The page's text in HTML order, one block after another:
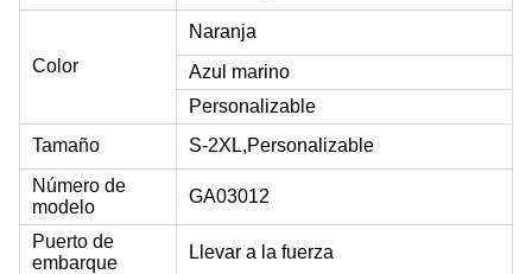
Color
Naranja
Azul marino
Personalizable
Tamaño
S-2XL,Personalizable
Número de
modelo
GA03012
Puerto de
embarque
Llevar a la fuerza